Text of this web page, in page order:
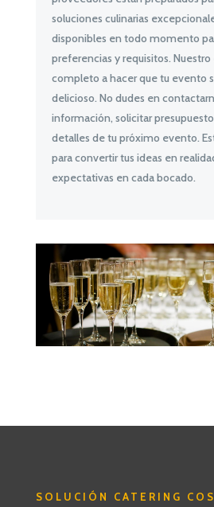
soluciones culinarias
disponibles en todo momento
preferencias y requisitos.
completo a hacer que tu evento
delicioso. No dudes en
información, solicitar
detalles de tu próximo evento.
para convertir tus ideas en
expectativas en cada bocado.
SOLUCIÓN CATERING